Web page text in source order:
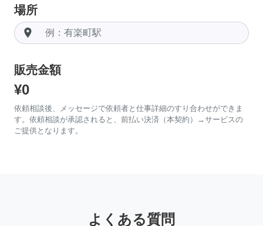
場所
room
販売金額
¥0
依頼相談後、メッセージで依頼者と仕事詳細のすり合わせができま
す。依頼相談が承認されると、前払い決済（本契約）→サービスの
ご提供となります。
よくある質問